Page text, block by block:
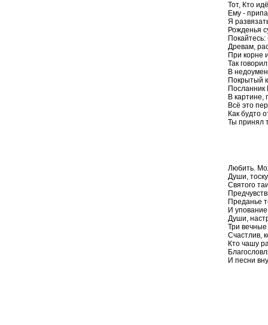
Тот, Кто
Ему -
Я
Рожденья
Покайтесь:
Древам,
При корне
Так
В
Покрытый
Посланник
В картине,
Всё это
Как будто
Ты принял
Любить.
Души,
Святого
Преданье
И упование
Души,
Три
Счастлив,
Кто чашу
И песни